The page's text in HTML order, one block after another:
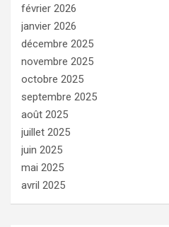
février 2026
janvier 2026
décembre 2025
novembre 2025
octobre 2025
septembre 2025
août 2025
juillet 2025
juin 2025
mai 2025
avril 2025